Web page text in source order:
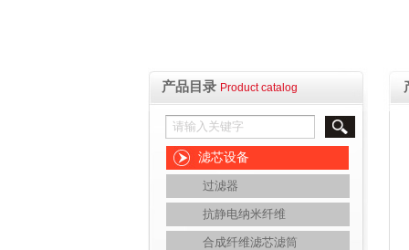
产品目录 Product catalog
滤芯设备
过滤器
抗静电纳米纤维
合成纤维滤芯滤筒